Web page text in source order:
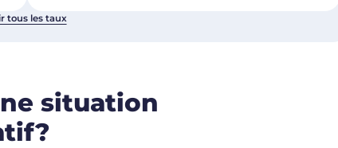
tous les taux
situation